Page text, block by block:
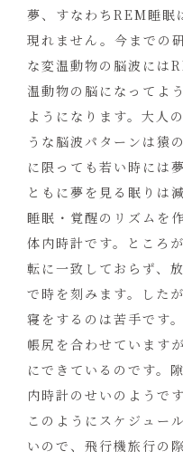
夢、すなわちREM睡眠
現れません。今までの
な変温動物の脳波には
温動物の脳になってよ
ようになります。大人
うな脳波パターンは猿
に限っても若い時には
ともに夢を見る眠りは
睡眠・覚醒のリズムを
体内時計です。ところ
転に一致しておらず、
で時を刻みます。した
寝をするのは苦手です
帳尻を合わせています
にできているのです。
内時計のせいのようです
このようにスケジュー
いので、飛行機旅行の